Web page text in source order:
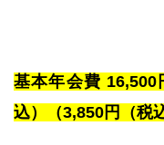
基本年会費
込）（3,850円（税